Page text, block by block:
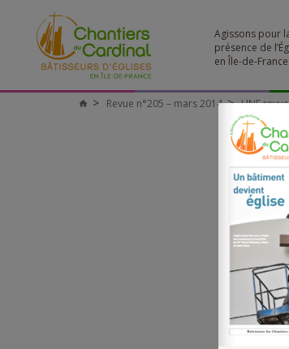
Agissons pour
présence de
en Île-de-France
Chantiers
Revue n°205 – mars 2014 UNE